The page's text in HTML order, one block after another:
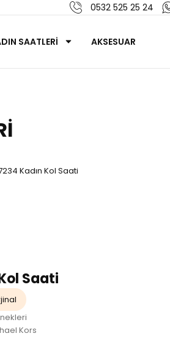
0532 525 25 24
SAATLERİ AKSESUAR
Kadın Kol Saati
Saati
Kors